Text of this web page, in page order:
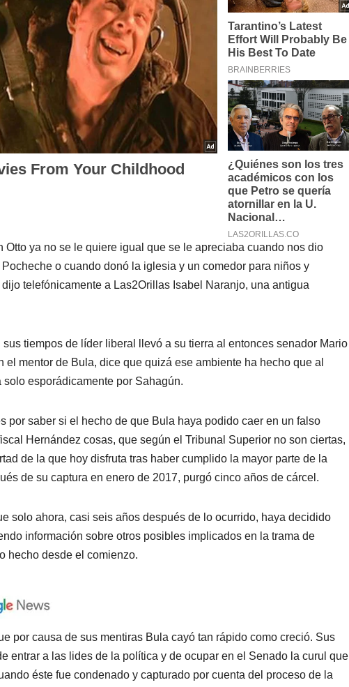
Otto ya no se le quiere igual que se le apreciaba cuando nos dio
o cuando donó la iglesia y un comedor para niños y
telefónicamente a Las2Orillas Isabel Naranjo, una antigua
tiempos de líder liberal llevó a su tierra al entonces senador Mario
el mentor de Bula, dice que quizá ese ambiente ha hecho que al
esporádicamente por Sahagún.
por saber si el hecho de que Bula haya podido caer en un falso
Hernández cosas, que según el Tribunal Superior no son ciertas,
de la que hoy disfruta tras haber cumplido la mayor parte de la
de su captura en enero de 2017, purgó cinco años de cárcel.
solo ahora, casi seis años después de lo ocurrido, haya decidido
información sobre otros posibles implicados en la trama de
hecho desde el comienzo.
por causa de sus mentiras Bula cayó tan rápido como creció. Sus
entrar a las lides de la política y de ocupar en el Senado la curul que
éste fue condenado y capturado por cuenta del proceso de la